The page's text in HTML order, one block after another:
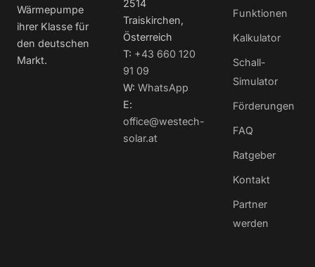
Wärmepumpe
ihrer Klasse für
den deutschen
Markt.
2514
Traiskirchen,
Österreich
T: +43 660 120
91 09
W: WhatsApp
E:
office@westech-
solar.at
Funktionen
Kalkulator
Schall-
Simulator
Förderungen
FAQ
Ratgeber
Kontakt
Partner
werden